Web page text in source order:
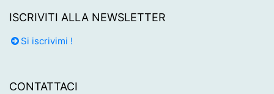
ISCRIVITI ALLA NEWSLETTER
Si iscrivimi !
CONTATTACI